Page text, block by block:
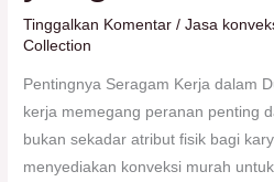
Tinggalkan Komentar /Jasa
Collection
Pentingnya Seragam Kerja dalam
kerja memegang peranan penting
bukan sekadar atribut fisik bagi
menyediakan konveksi murah